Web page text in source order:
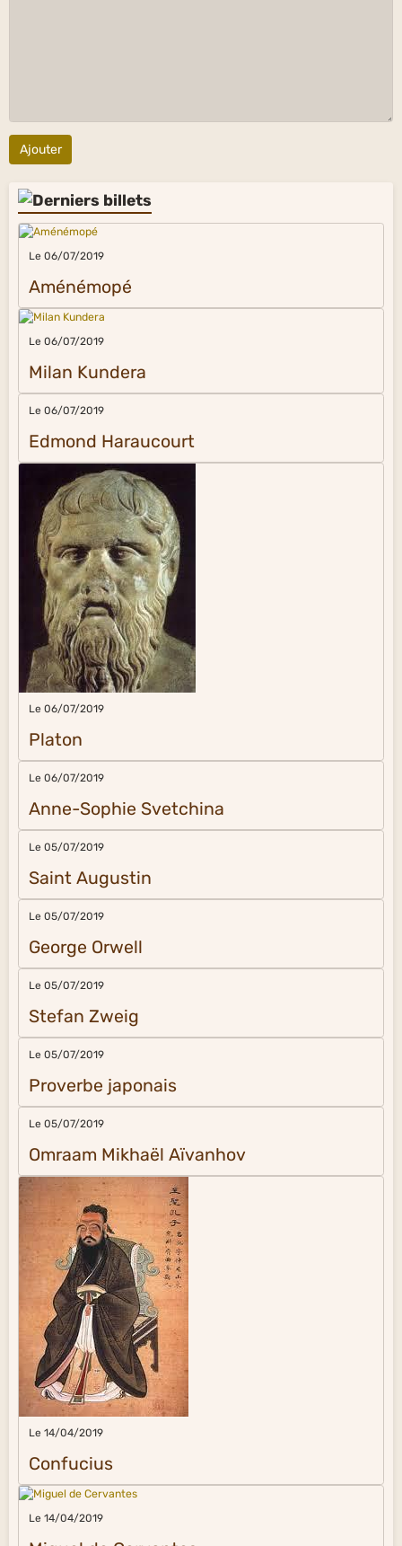
Ajouter
Le 06/07/2019
Aménémopé
Le 06/07/2019
Milan Kundera
Le 06/07/2019
Edmond Haraucourt
Le 06/07/2019
Platon
Le 06/07/2019
Anne-Sophie Svetchina
Le 05/07/2019
Saint Augustin
Le 05/07/2019
George Orwell
Le 05/07/2019
Stefan Zweig
Le 05/07/2019
Proverbe japonais
Le 05/07/2019
Omraam Mikhaël Aïvanhov
Le 14/04/2019
Confucius
Le 14/04/2019